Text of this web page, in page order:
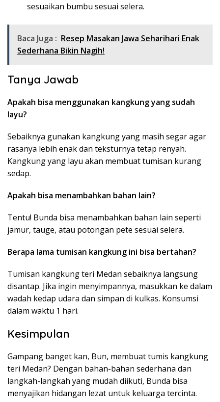
sesuaikan bumbu sesuai selera.
Baca Juga : Resep Masakan Jawa Seharihari Enak
Sederhana Bikin Nagih!
Tanya Jawab
Apakah bisa menggunakan kangkung yang sudah
layu?
Sebaiknya gunakan kangkung yang masih segar agar
rasanya lebih enak dan teksturnya tetap renyah.
Kangkung yang layu akan membuat tumisan kurang
sedap.
Apakah bisa menambahkan bahan lain?
Tentu! Bunda bisa menambahkan bahan lain seperti
jamur, tauge, atau potongan pete sesuai selera.
Berapa lama tumisan kangkung ini bisa bertahan?
Tumisan kangkung teri Medan sebaiknya langsung
disantap. Jika ingin menyimpannya, masukkan ke dalam
wadah kedap udara dan simpan di kulkas. Konsumsi
dalam waktu 1 hari.
Kesimpulan
Gampang banget kan, Bun, membuat tumis kangkung
teri Medan? Dengan bahan-bahan sederhana dan
langkah-langkah yang mudah diikuti, Bunda bisa
menyajikan hidangan lezat untuk keluarga tercinta.